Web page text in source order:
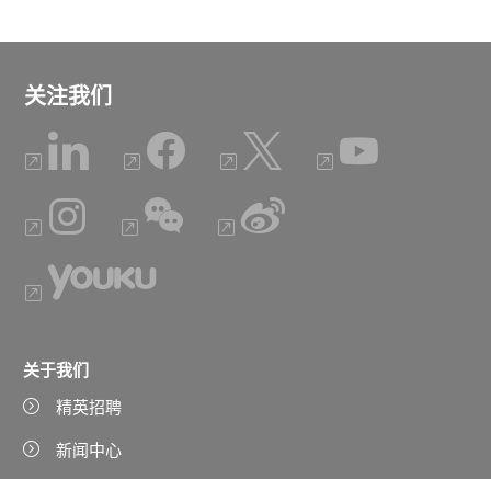
关注我们
关于我们
精英招聘
新闻中心